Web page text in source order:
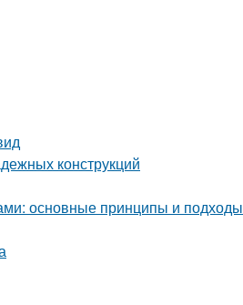
конструкций
основные принципы и подходы